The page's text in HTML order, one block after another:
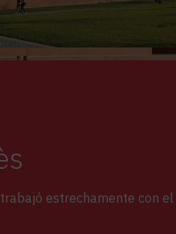
estrechamente con